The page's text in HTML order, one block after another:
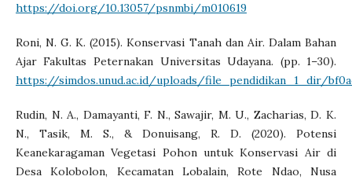
https://doi.org/10.13057/psnmbi/m010619
Roni, N. G. K. (2015). Konservasi Tanah dan Air. Dalam Bahan
Ajar Fakultas Peternakan Universitas Udayana. (pp. 1–30).
https://simdos.unud.ac.id/uploads/file_pendidikan_1_dir/
Rudin, N. A., Damayanti, F. N., Sawajir, M. U., Zacharias, D. K.
N., Tasik, M. S., & Donuisang, R. D. (2020). Potensi
Keanekaragaman Vegetasi Pohon untuk Konservasi Air di
Desa Kolobolon, Kecamatan Lobalain, Rote Ndao, Nusa